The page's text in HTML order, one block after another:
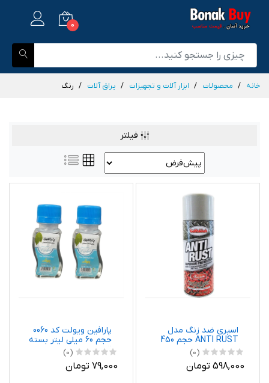
0
خانه محصولات ... رنگ
فیلتر
پیش‌فرض
اسپری ضد زنگ مدل
ANTI RUST حجم 450
میلی لیتر
(0)
598,000 تومان
پارافین ویولت کد 0060
حجم 60 میلی لیتر بسته
2 عددی
(0)
79,000 تومان